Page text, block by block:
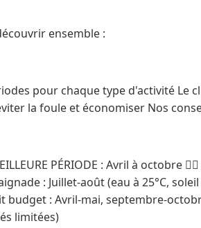
ensemble :
pour chaque type d'activité Le
la foule et économiser Nos
PÉRIODE : Avril à octobre
: Juillet-août (eau à 25°C,
budget : Avril-mai, septembre-
limitées)